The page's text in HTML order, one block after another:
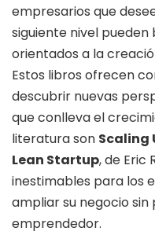
empresarios que
siguiente nivel
orientados a la
Estos libros ofrecen
descubrir nuevas
que conlleva el
literatura son Scaling
Lean Startup, de Eric
inestimables para los
ampliar su negocio
emprendedor.